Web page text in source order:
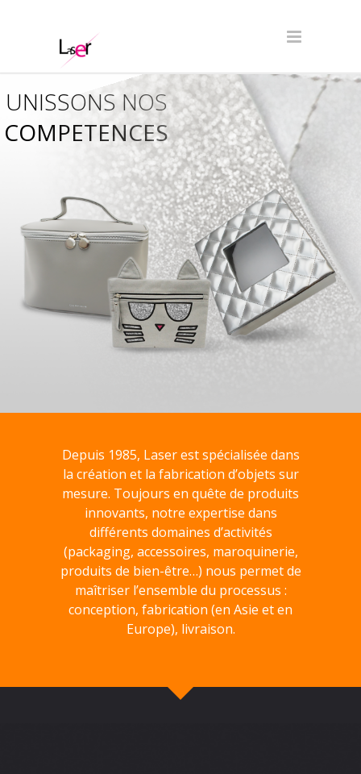
COMPETENCES
UNISSONS NOS
Depuis 1985, Laser est spécialisée dans
la création et la fabrication d’objets sur
mesure. Toujours en quête de produits
innovants, notre expertise dans
différents domaines d’activités
(packaging, accessoires, maroquinerie,
produits de bien-être…) nous permet de
maîtriser l’ensemble du processus :
conception, fabrication (en Asie et en
Europe), livraison.